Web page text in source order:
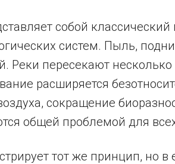
собой
систем. Пыль,
Реки пересекают
расширяется
сокращение
общей проблемой для
тот же принцип, но в